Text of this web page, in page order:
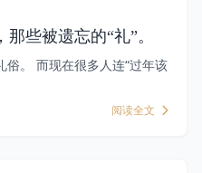
些被遗忘的“礼”。
。 而现在很多人连“过年该
阅读全文